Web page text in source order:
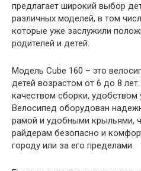
предлагает широкий выбор
различных моделей, в том
которые уже заслужили
родителей и детей.
Модель Cube 160 – это
детей возрастом от 6 до 8
качеством сборки, удобством
Велосипед оборудован
рамой и удобными крыльями,
райдерам безопасно и
городу или за его пределами.